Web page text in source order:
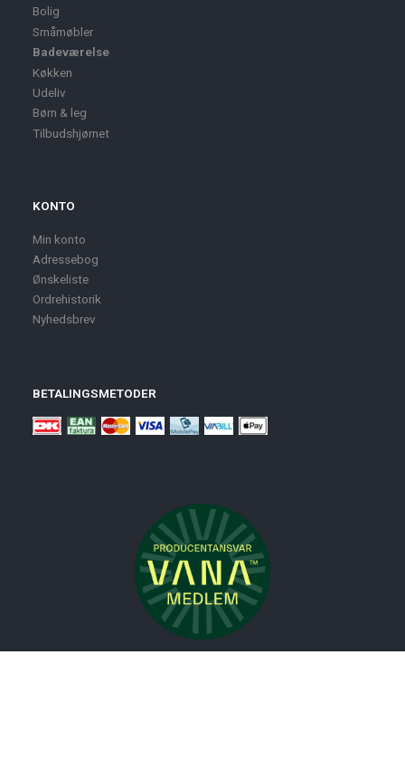
Bolig
Småmøbler
Badeværelse
Køkken
Udeliv
Børn & leg
Tilbudshjørnet
KONTO
Min konto
Adressebog
Ønskeliste
Ordrehistorik
Nyhedsbrev
BETALINGSMETODER